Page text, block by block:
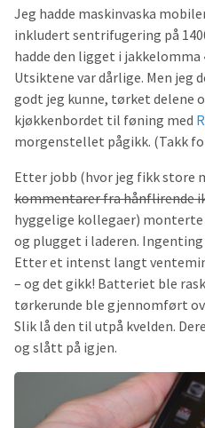
Jeg hadde maskinvaska
inkludert sentrifugering på
hadde den ligget i
Utsiktene var dårlige. Men jeg
godt jeg kunne, tørket delene
kjøkkenbordet til føning med
morgenstellet pågikk. (Takk
Etter jobb (hvor jeg fikk store
kommentarer fra hånflirende
hyggelige kollegaer)
og plugget i laderen.
Etter et intenst langt
– og det gikk! Batteriet ble
tørkerunde ble gjennomført
Slik lå den til utpå kvelden.
og slått på igjen.